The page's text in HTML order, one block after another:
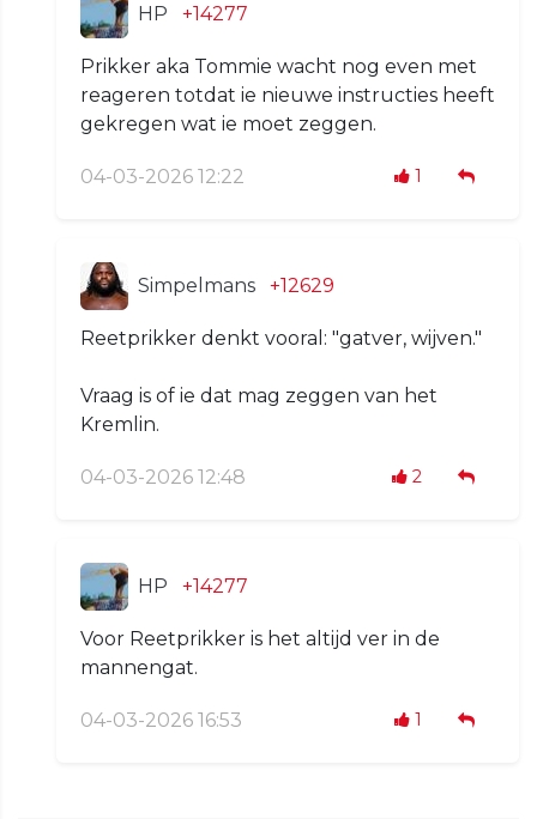
HP +14277
Prikker aka Tommie wacht nog even met
reageren totdat ie nieuwe instructies heeft
gekregen wat ie moet zeggen.
04-03-2026 12:22 1
Simpelmans +12629
Reetprikker denkt vooral: "gatver, wijven."
Vraag is of ie dat mag zeggen van het
Kremlin.
04-03-2026 12:48 2
HP +14277
Voor Reetprikker is het altijd ver in de
mannengat.
04-03-2026 16:53 1